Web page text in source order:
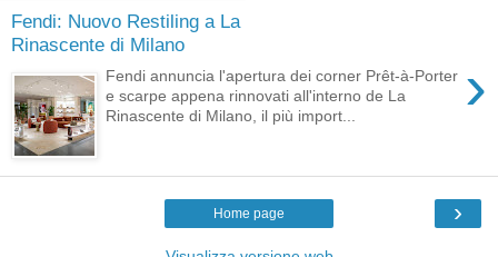
Fendi: Nuovo Restiling a La
Rinascente di Milano
›
Fendi annuncia l'apertura dei corner Prêt-à-Porter
e scarpe appena rinnovati all'interno de La
Rinascente di Milano, il più import...
›
Home page